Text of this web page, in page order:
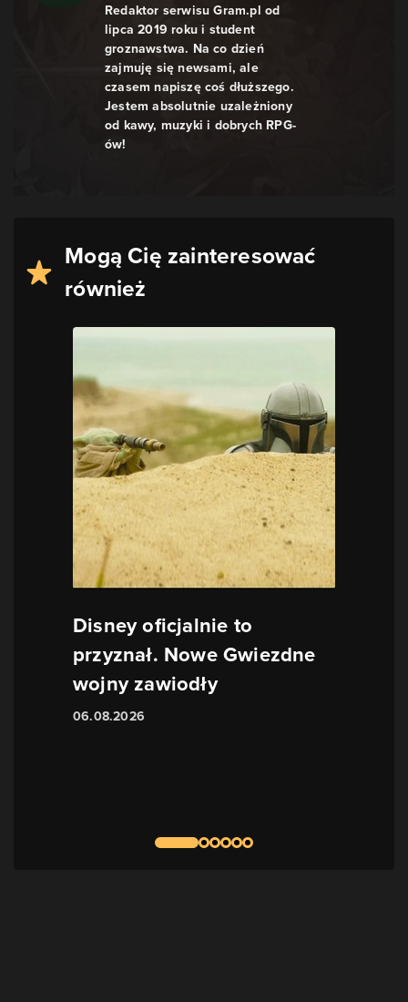
Redaktor serwisu Gram.pl od
lipca 2019 roku i student
groznawstwa. Na co dzień
zajmuję się newsami, ale
czasem napiszę coś dłuższego.
Jestem absolutnie uzależniony
od kawy, muzyki i dobrych RPG-
ów!
Mogą Cię zainteresować
również
Disney oficjalnie to
przyznał. Nowe Gwiezdne
wojny zawiodły
06.08.2026